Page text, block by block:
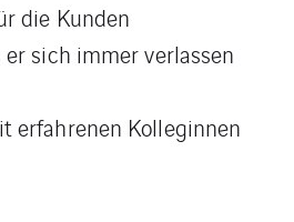
die Kunden
er sich immer verlassen
erfahrenen Kolleginnen